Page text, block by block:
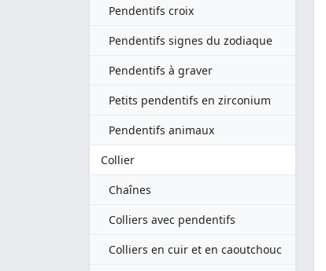
Pendentifs croix
Pendentifs signes du zodiaque
Pendentifs à graver
Petits pendentifs en zirconium
Pendentifs animaux
Collier
Chaînes
Colliers avec pendentifs
Colliers en cuir et en caoutchouc